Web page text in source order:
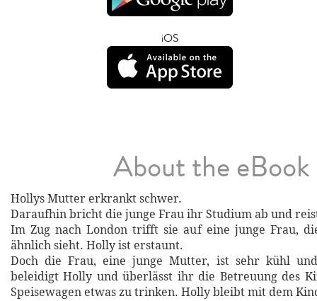
iOS
About the eBook
Hollys Mutter erkrankt schwer.
Daraufhin bricht die junge Frau ihr Studium ab und
Im Zug nach London trifft sie auf eine junge Frau,
ähnlich sieht. Holly ist erstaunt.
Doch die Frau, eine junge Mutter, ist sehr kühl
beleidigt Holly und überlässt ihr die Betreuung des
Speisewagen etwas zu trinken. Holly bleibt mit dem